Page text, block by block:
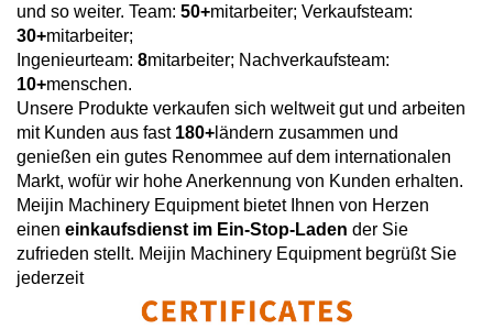
und so weiter. Team: 50+mitarbeiter; Verkaufsteam:
30+mitarbeiter;
Ingenieurteam: 8mitarbeiter; Nachverkaufsteam:
10+menschen.
Unsere Produkte verkaufen sich weltweit gut und arbeiten
mit Kunden aus fast 180+ ländern zusammen und
genießen ein gutes Renommee auf dem internationalen
Markt, wofür wir hohe Anerkennung von Kunden erhalten.
Meijin Machinery Equipment bietet Ihnen von Herzen
einen einkaufsdienst im Ein-Stop-Laden der Sie
zufrieden stellt. Meijin Machinery Equipment begrüßt Sie
jederzeit